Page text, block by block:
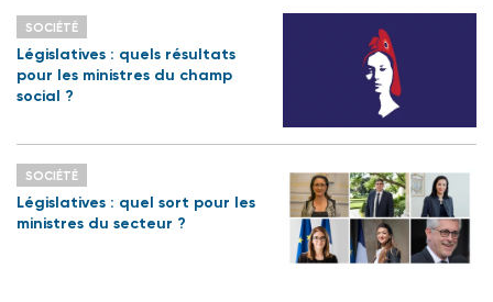
SOCIÉTÉ
Législatives : quels résultats
pour les ministres du champ
social ?
SOCIÉTÉ
Législatives : quel sort pour les
ministres du secteur ?